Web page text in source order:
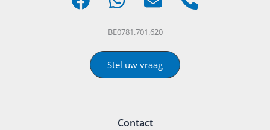
BE0781.701.620
Stel uw vraag
Contact